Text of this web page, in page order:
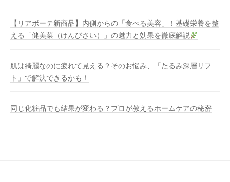
【リアボーテ新商品】内側からの「食べる美容」！基礎栄養を整
える「健美菜（けんびさい）」の魅力と効果を徹底解説
肌は綺麗なのに疲れて見える？そのお悩み、「たるみ深層リフ
ト」で解決できるかも！
同じ化粧品でも結果が変わる？プロが教えるホームケアの秘密